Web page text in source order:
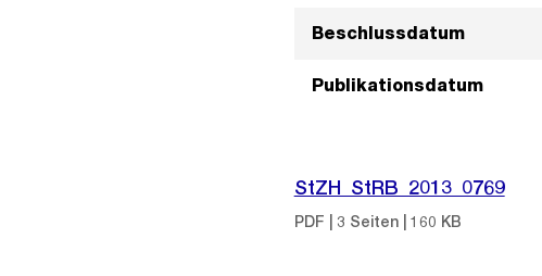
Beschlussdatum
Publikationsdatum
StZH_StRB_2013_0769
PDF | 3 Seiten | 160 KB